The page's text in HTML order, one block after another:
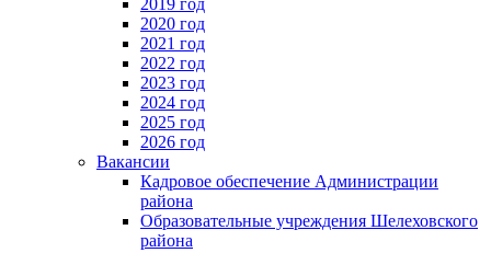
2020 год
2021 год
2022 год
2023 год
2024 год
2025 год
2026 год
Вакансии
Кадровое обеспечение Администрации
района
Образовательные учреждения Шелеховского
района